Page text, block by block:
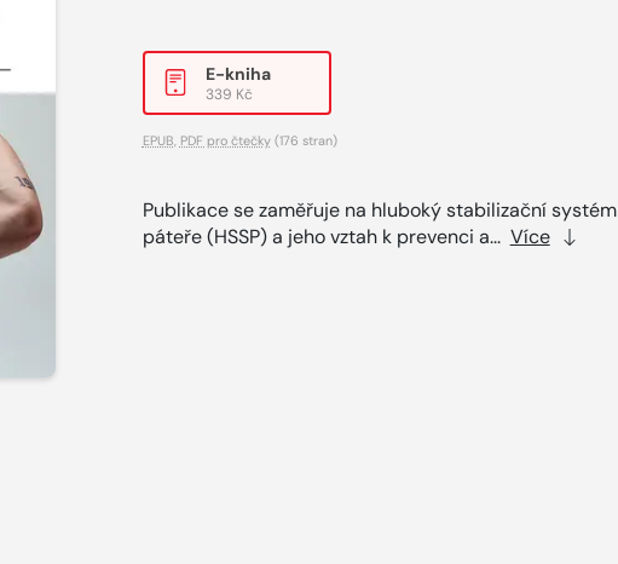
E-kniha
339 Kč
EPUB PDF pro čtečky(176 stran)
Publikace se zaměřuje na hluboký stabilizační systém
páteře (HSSP) a jeho vztah k prevenci a... Více